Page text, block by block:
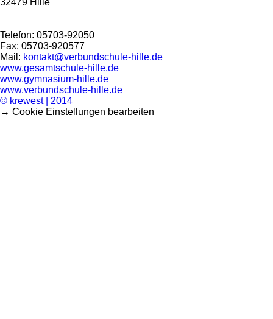
Telefon: 05703-92050
Fax: 05703-920577
Mail: kontakt@verbundschule-hille.de
www.gesamtschule-hille.de
www.gymnasium-hille.de
www.verbundschule-hille.de
© krewest | 2014
→ Cookie Einstellungen bearbeiten